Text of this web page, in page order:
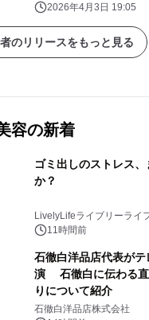
2026年4月3日 19:05
のリリースをもっと見る
容の新着
ゴミ出しのストレス
か？
LivelyLifeライブリーライ
11時間前
石徹白洋品店代表が
演 石徹白に伝わる直
りについて紹介
石徹白洋品店株式会社